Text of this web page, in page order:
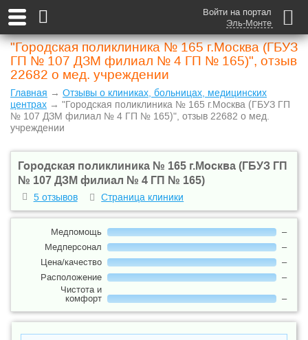
Войти на портал
Эль-Монте
"Городская поликлиника № 165 г.Москва (ГБУЗ
ГП № 107 ДЗМ филиал № 4 ГП № 165)", отзыв
22682 о мед. учреждении
Главная → Отзывы о клиниках, больницах, медицинских
центрах → "Городская поликлиника № 165 г.Москва (ГБУЗ ГП
№ 107 ДЗМ филиал № 4 ГП № 165)", отзыв 22682 о мед.
учреждении
Городская поликлиника № 165 г.Москва (ГБУЗ ГП
№ 107 ДЗМ филиал № 4 ГП № 165)
5 отзывов Страница клиники
Медпомощь
–
Медперсонал
–
Цена/качество
–
Расположение
–
Чистота и
комфорт
–